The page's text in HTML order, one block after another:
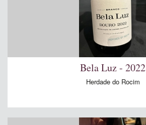
Bela Luz - 2022
Herdade do Rocim